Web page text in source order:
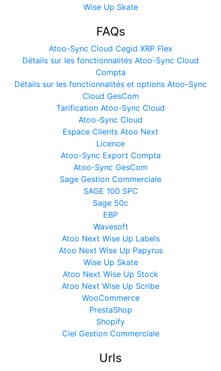
Wise Up Skate
FAQs
Atoo-Sync Cloud Cegid XRP Flex
Détails sur les fonctionnalités Atoo-Sync Cloud
Compta
Détails sur les fonctionnalités et options Atoo-Sync
Cloud GesCom
Tarification Atoo-Sync Cloud
Atoo-Sync Cloud
Espace Clients Atoo Next
Licence
Atoo-Sync Export Compta
Atoo-Sync GesCom
Sage Gestion Commerciale
SAGE 100 SPC
Sage 50c
EBP
Wavesoft
Atoo Next Wise Up Labels
Atoo Next Wise Up Papyrus
Wise Up Skate
Atoo Next Wise Up Stock
Atoo Next Wise Up Scribe
WooCommerce
PrestaShop
Shopify
Ciel Gestion Commerciale
Urls